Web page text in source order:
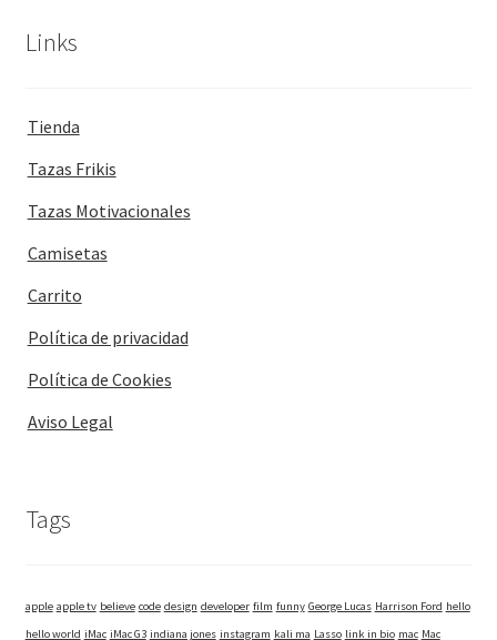
Links
Tienda
Tazas Frikis
Tazas Motivacionales
Camisetas
Carrito
Política de privacidad
Política de Cookies
Aviso Legal
Tags
apple apple tv believe code design developer film funny George Lucas Harrison Ford hello
hello world iMac iMac G3 indiana jones instagram kali ma Lasso link in bio mac Mac